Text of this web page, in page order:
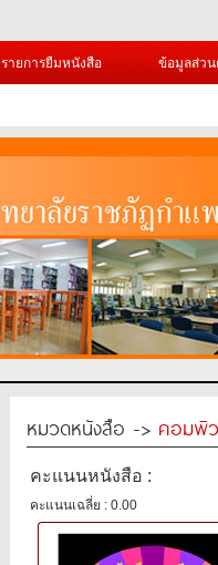
รายการยืมหนังสือ ข้อมูลส่ว
หมวดหนังสือ -> คอมพิ
คะแนนหนังสือ :
คะแนนเฉลี่ย : 0.00